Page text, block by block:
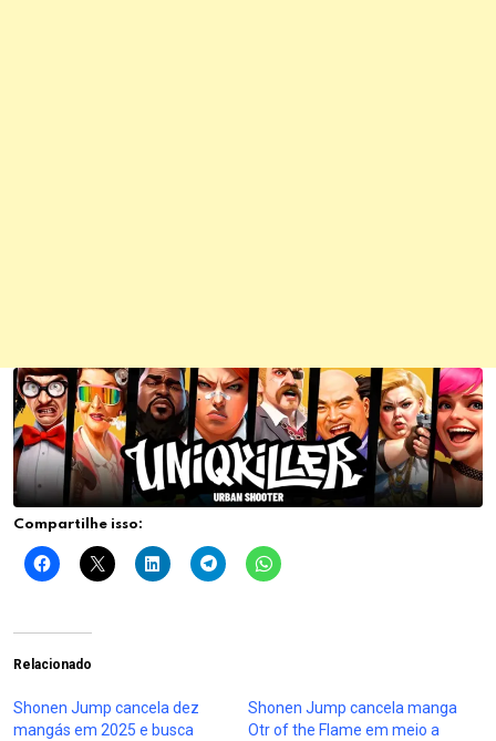
Compartilhe isso:
Relacionado
Shonen Jump cancela dez
mangás em 2025 e busca
Shonen Jump cancela manga
Otr of the Flame em meio a